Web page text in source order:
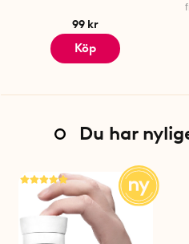
99 kr
Köp
Du har